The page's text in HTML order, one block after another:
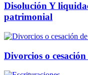
Disolución Y
patrimonial
Divorcios o cesación